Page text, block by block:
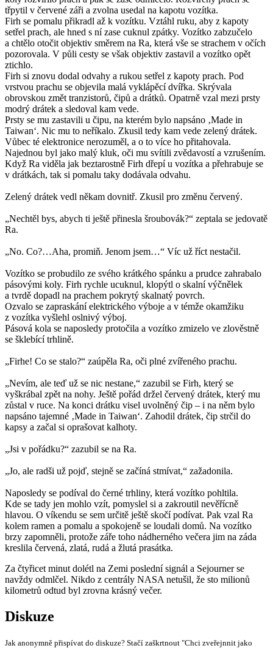
třpytil v červené záři a zvolna usedal na kapotu vozítka.
Firh se pomalu přikradl až k vozítku. Vztáhl ruku, aby z kapoty
setřel prach, ale hned s ní zase cuknul zpátky. Vozítko zabzučelo
a chtělo otočit objektiv směrem na Ra, která vše se strachem v očích
pozorovala. V půli cesty se však objektiv zastavil a vozítko opět
ztichlo.
Firh si znovu dodal odvahy a rukou setřel z kapoty prach. Pod
vrstvou prachu se objevila malá vyklápěcí dvířka. Skrývala
obrovskou změt tranzistorů, čipů a drátků. Opatrně vzal mezi prsty
modrý drátek a sledoval kam vede.
Prsty se mu zastavili u čipu, na kterém bylo napsáno ‚Made in
Taiwan‘. Nic mu to neříkalo. Zkusil tedy kam vede zelený drátek.
Vůbec té elektronice nerozuměl, a o to více ho přitahovala.
Najednou byl jako malý kluk, oči mu svítili zvědavostí a vzrušením.
Když Ra viděla jak beztarostně Firh dřepí u vozítka a přehrabuje se
v drátkách, tak si pomalu taky dodávala odvahu.
Zelený drátek vedl někam dovnitř. Zkusil pro změnu červený.
„Nechtěl bys, abych ti ještě přinesla šroubovák?“ zeptala se jedovatě
Ra.
„No. Co?…Aha, promiň. Jenom jsem…“ Víc už říct nestačil.
Vozítko se probudilo ze svého krátkého spánku a prudce zahrabalo
pásovými koly. Firh rychle ucuknul, klopýtl o skalní výčnělek
a tvrdě dopadl na prachem pokrytý skalnatý povrch.
Ozvalo se zapraskání elektrického výboje a v témže okamžiku
z vozítka vyšlehl oslnivý výboj.
Pásová kola se naposledy protočila a vozítko zmizelo ve zlověstně
se šklebící trhlině.
„Firhe! Co se stalo?“ zaúpěla Ra, oči plné zvířeného prachu.
„Nevím, ale teď už se nic nestane,“ zazubil se Firh, který se
vyškrábal zpět na nohy. Ještě pořád držel červený drátek, který mu
zůstal v ruce. Na konci drátku visel uvolněný čip – i na něm bylo
napsáno tajemné ‚Made in Taiwan‘. Zahodil drátek, čip strčil do
kapsy a začal si oprašovat kalhoty.
„Jsi v pořádku?“ zazubil se na Ra.
„Jo, ale radši už pojď, stejně se začíná stmívat,“ zažadonila.
Naposledy se podíval do černé trhliny, která vozítko pohltila.
Kde se tady jen mohlo vzít, pomyslel si a zakroutil nevěřícně
hlavou. O víkendu se sem určitě ještě skočí podívat. Pak vzal Ra
kolem ramen a pomalu a spokojeně se loudali domů. Na vozítko
brzy zapomněli, protože záře toho nádherného večera jim na záda
kreslila červená, zlatá, rudá a žlutá prasátka.
Za čtyřicet minut dolétl na Zemi poslední signál a Sejourner se
navždy odmlčel. Nikdo z centrály NASA netušil, že sto milionů
kilometrů odtud byl zrovna krásný večer.
Diskuze
Jak anonymně přispívat do diskuze? Stačí zaškrtnout "Chci zveřejnnit jako